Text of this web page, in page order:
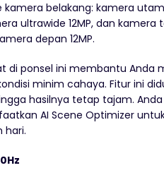
belakang: kamera
ultrawide 12MP, dan kamera
depan 12MP.
di ponsel ini membantu Anda
minim cahaya. Fitur ini
hasilnya tetap tajam.
AI Scene Optimizer
hari.